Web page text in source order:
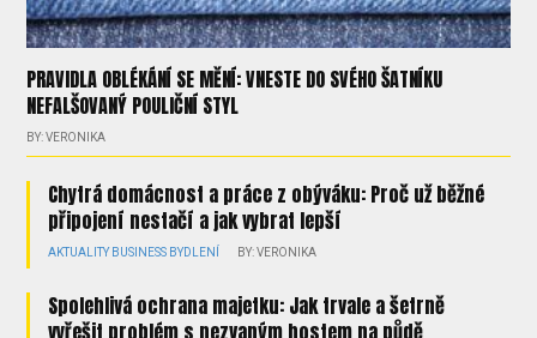
PRAVIDLA OBLÉKÁNÍ SE MĚNÍ: VNESTE DO SVÉHO ŠATNÍKU
NEFALŠOVANÝ POULIČNÍ STYL
BY: VERONIKA
Chytrá domácnost a práce z obýváku: Proč už běžné
připojení nestačí a jak vybrat lepší
AKTUALITY BUSINESS BYDLENÍ BY: VERONIKA
Spolehlivá ochrana majetku: Jak trvale a šetrně